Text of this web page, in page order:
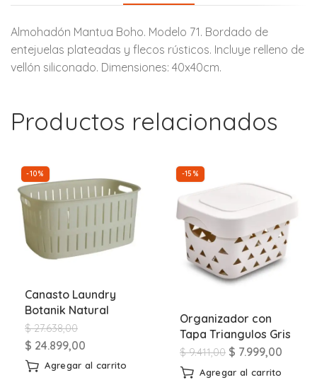
Almohadón Mantua Boho. Modelo 71. Bordado de
entejuelas plateadas y flecos rústicos. Incluye relleno de
vellón siliconado. Dimensiones: 40x40cm.
Productos relacionados
-10%
Canasto Laundry
Botanik Natural
$27.638,00
$ 24.899,00
Agregar al carrito
-15%
Organizador con
Tapa Triangulos Gris
$9.411,00 $ 7.999,00
Agregar al carrito